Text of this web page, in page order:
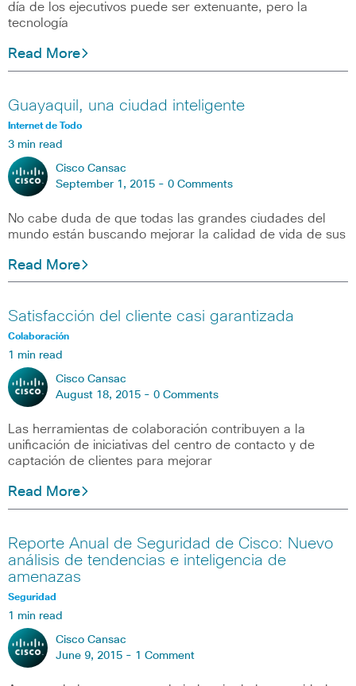
día de los ejecutivos puede ser extenuante, pero la
tecnología
Read More
Guayaquil, una ciudad inteligente
Internet de Todo
3 min read
Cisco Cansac
September 1, 2015 - 0 Comments
No cabe duda de que todas las grandes ciudades del
mundo están buscando mejorar la calidad de vida de sus
Read More
Satisfacción del cliente casi garantizada
Colaboración
1 min read
Cisco Cansac
August 18, 2015 - 0 Comments
Las herramientas de colaboración contribuyen a la
unificación de iniciativas del centro de contacto y de
captación de clientes para mejorar
Read More
Reporte Anual de Seguridad de Cisco: Nuevo
análisis de tendencias e inteligencia de
amenazas
Seguridad
1 min read
Cisco Cansac
June 9, 2015 - 1 Comment